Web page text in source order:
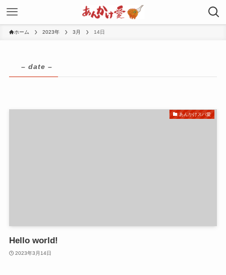
ホーム 2023年 3月 14日
– date –
あんかけスパ愛
Hello world!
2023年3月14日